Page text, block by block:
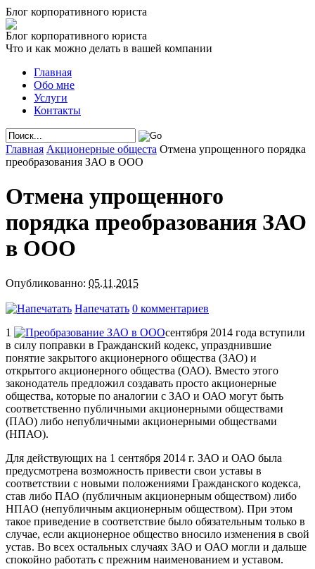
Блог корпоративного юриста
Блог корпоративного юриста
Что и как можно делать в вашей компании
Главная
Обо мне
Услуги
Контакты
Главная Акционерные общеста Отмена упрощенного порядка
преобразования ЗАО в ООО
Отмена упрощенного
порядка преобразования ЗАО
в ООО
Опубликованно: 05.11.2015
Напечатать 0 комментариев
1
сентября 2014 года вступили
в силу поправки в Гражданский кодекс, упразднившие
понятие закрытого акционерного общества (ЗАО) и
открытого акционерного общества (ОАО). Вместо этого
законодатель предложил создавать просто акционерные
общества, которые по аналогии с ЗАО и ОАО могут быть
соответственно публичными акционерными обществами
(ПАО) либо непубличными акционерными обществами
(НПАО).
Для действующих на 1 сентября 2014 г. ЗАО и ОАО была
предусмотрена возможность привести свои уставы в
соответствии с новыми положениями Гражданского кодекса,
став либо ПАО (публичным акционерным обществом) либо
НПАО (непубличным акционерным обществом). При этом
такое приведение в соответствие было обязательным только в
случае, если акционерное общество вносило изменения в свой
устав. Во всех остальных случаях ЗАО и ОАО могли и дальше
спокойно работать с прежним наименованием и уставом.